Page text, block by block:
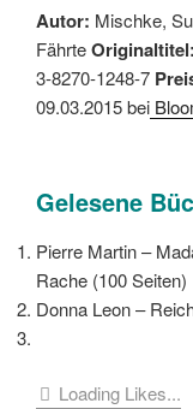
Autor: Mischke,
FährteOriginaltitel:
3-8270-1248-7
09.03.2015 bei
Gelesene
Pierre Martin –
Rache (100 Seiten)
Donna Leon –
Loading Likes...